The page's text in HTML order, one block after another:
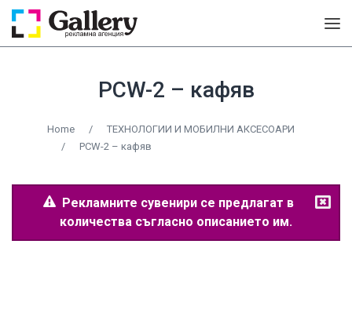
PCW-2 – кафяв
Home /
ТЕХНОЛОГИИ И МОБИЛНИ АКСЕСОАРИ
/
PCW-2 – кафяв
Рекламните сувенири се предлагат в
количества съгласно описанието им.